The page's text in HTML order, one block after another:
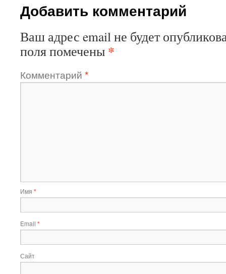
Добавить комментарий
Ваш адрес email не будет
поля помечены *
Комментарий *
Имя *
Email *
Сайт